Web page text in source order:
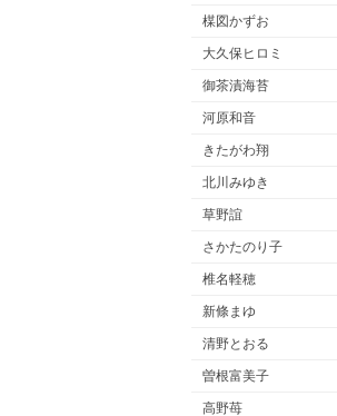
楳図かずお
大久保ヒロミ
御茶漬海苔
河原和音
きたがわ翔
北川みゆき
草野誼
さかたのり子
椎名軽穂
新條まゆ
清野とおる
曽根富美子
高野苺